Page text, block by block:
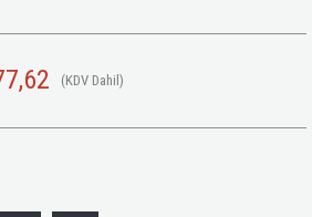
(KDV Dahil)